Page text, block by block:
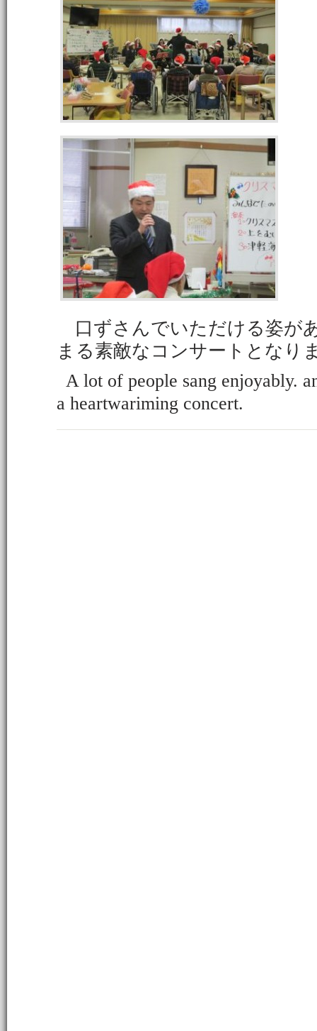
口ずさんでいただける姿が
まる素敵なコンサートとなり
A lot of people sang enjoyably.
a heartwariming concert.